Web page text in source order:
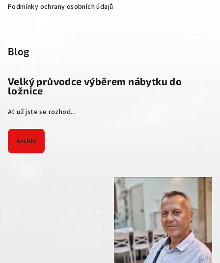
Podmínky ochrany osobních údajů
Blog
Velký průvodce výběrem nábytku do
ložnice
Ať už jste se rozhod...
Archiv